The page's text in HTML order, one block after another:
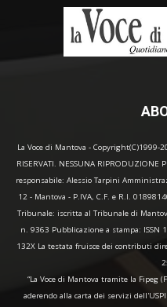
La Voce di Mantova - Copyright(C)1999-
RISERVATI. NESSUNA RIPRODUZIONE
responsabile: Alessio Tarpini
12 - Mantova - P.IVA, C.F. e R.I.
Tribunale: iscritta al Tribunale di
n. 9363 Pubblicazione a stampa: ISSN
132X La testata fruisce dei contributi
“La Voce di Mantova tramite la Fipeg
aderendo alla carta dei servizi